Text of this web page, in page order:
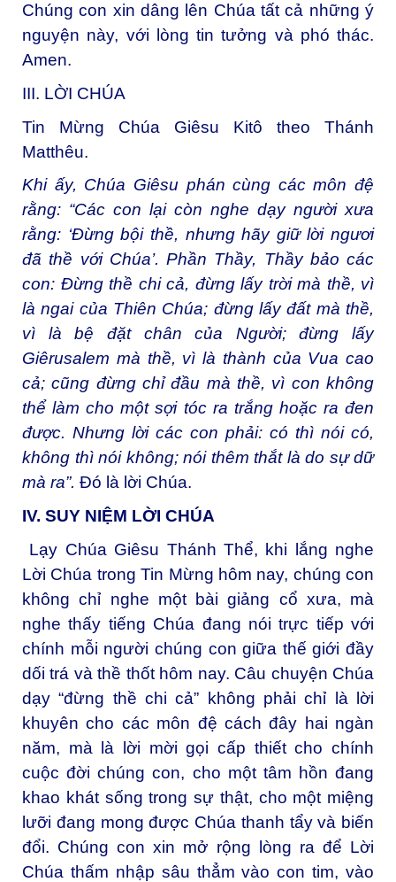
Chúng con xin dâng lên Chúa tất cả những ý
nguyện này, với lòng tin tưởng và phó thác.
Amen.
III. LỜI CHÚA
Tin Mừng Chúa Giêsu Kitô theo Thánh
Matthêu.
Khi ấy, Chúa Giêsu phán cùng các môn đệ
rằng: “Các con lại còn nghe dạy người xưa
rằng: ‘Đừng bội thề, nhưng hãy giữ lời ngươi
đã thề với Chúa’. Phần Thầy, Thầy bảo các
con: Đừng thề chi cả, đừng lấy trời mà thề, vì
là ngai của Thiên Chúa; đừng lấy đất mà thề,
vì là bệ đặt chân của Người; đừng lấy
Giêrusalem mà thề, vì là thành của Vua cao
cả; cũng đừng chỉ đầu mà thề, vì con không
thể làm cho một sợi tóc ra trắng hoặc ra đen
được. Nhưng lời các con phải: có thì nói có,
không thì nói không; nói thêm thắt là do sự dữ
mà ra”. Đó là lời Chúa.
IV. SUY NIỆM LỜI CHÚA
Lạy Chúa Giêsu Thánh Thể, khi lắng nghe
Lời Chúa trong Tin Mừng hôm nay, chúng con
không chỉ nghe một bài giảng cổ xưa, mà
nghe thấy tiếng Chúa đang nói trực tiếp với
chính mỗi người chúng con giữa thế giới đầy
dối trá và thề thốt hôm nay. Câu chuyện Chúa
dạy “đừng thề chi cả” không phải chỉ là lời
khuyên cho các môn đệ cách đây hai ngàn
năm, mà là lời mời gọi cấp thiết cho chính
cuộc đời chúng con, cho một tâm hồn đang
khao khát sống trong sự thật, cho một miệng
lưỡi đang mong được Chúa thanh tẩy và biến
đổi. Chúng con xin mở rộng lòng ra để Lời
Chúa thấm nhập sâu thẳm vào con tim, vào